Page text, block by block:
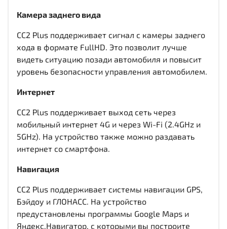
Камера заднего вида
CC2 Plus поддерживает сигнал с камеры заднего
хода в формате FullHD. Это позволит лучше
видеть ситуацию позади автомобиля и повысит
уровень безопасности управления автомобилем.
Интернет
CC2 Plus поддерживает выход сеть через
мобильный интернет 4G и через Wi-Fi (2.4GHz и
5GHz). На устройство также можно раздавать
интернет со смартфона.
Навигация
CC2 Plus поддерживает системы навигации GPS,
Бэйдоу и ГЛОНАСС. На устройство
предустановлены программы Google Maps и
Яндекс.Навигатор, с которыми вы построите